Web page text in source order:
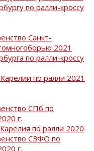
по ралли-кроссу
Санкт-
2021
по ралли-кроссу
по ралли 2021
СПб по
г.
по ралли 2020
СЗФО по
г.